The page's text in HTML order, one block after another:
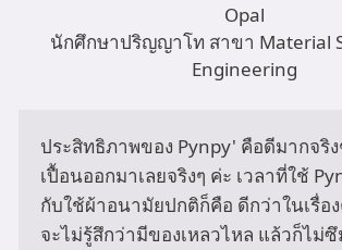
Opal
นักศึกษาปริญญาโท สาขา Material
Engineering
ประสิทธิภาพของ Pynpy' คือดีมากจริ
เปื้อนออกมาเลยจริงๆ ค่ะ เวลาที่ใช้
กับใช้ผ้าอนามัยปกติก็คือ ดีกว่าในเรื่
จะไม่รู้สึกว่ามีของเหลวไหล แล้วก็ไม่